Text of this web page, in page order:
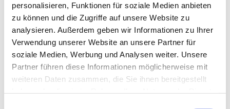
personalisieren, Funktionen für soziale Medien anbieten
zu können und die Zugriffe auf unsere Website zu
analysieren. Außerdem geben wir Informationen zu Ihrer
Verwendung unserer Website an unsere Partner für
soziale Medien, Werbung und Analysen weiter. Unsere
Partner führen diese Informationen möglicherweise mit
weiteren Daten zusammen, die Sie ihnen bereitgestellt
Dies könnte Sie auch interessieren